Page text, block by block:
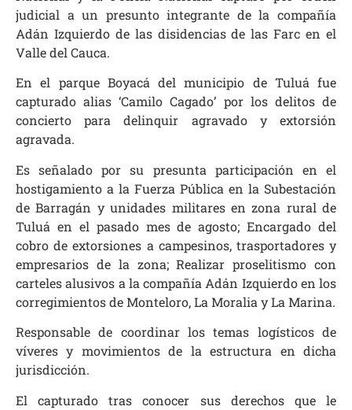
judicial a un presunto integrante de la compañía
Adán Izquierdo de las disidencias de las Farc en el
Valle del Cauca.
En el parque Boyacá del municipio de Tuluá fue
capturado alias ‘Camilo Cagado’ por los delitos de
concierto para delinquir agravado y extorsión
agravada.
Es señalado por su presunta participación en el
hostigamiento a la Fuerza Pública en la Subestación
de Barragán y unidades militares en zona rural de
Tuluá en el pasado mes de agosto; Encargado del
cobro de extorsiones a campesinos, trasportadores y
empresarios de la zona; Realizar proselitismo con
carteles alusivos a la compañía Adán Izquierdo en los
corregimientos de Monteloro, La Moralia y La Marina.
Responsable de coordinar los temas logísticos de
víveres y movimientos de la estructura en dicha
jurisdicción.
El capturado tras conocer sus derechos que le